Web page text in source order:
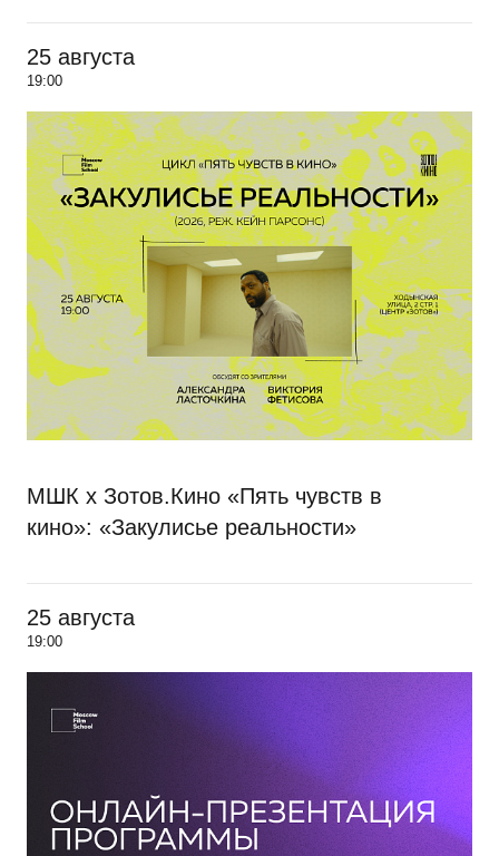
25 августа
19:00
МШК х Зотов.Кино «Пять чувств в
кино»: «Закулисье реальности»
25 августа
19:00